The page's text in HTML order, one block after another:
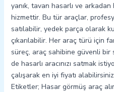
yanık, tavan hasarlı ve
hizmettir. Bu tür araçlar,
satılabilir, yedek parça olarak
çıkarılabilir. Her araç türü için
süreç, araç sahibine güvenli bir
de hasarlı aracınızı satmak
çalışarak en iyi fiyatı
Etiketler; Hasar görmüş araç